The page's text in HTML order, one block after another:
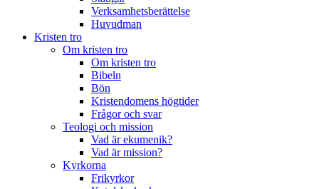
Verksamhetsberättelse
Huvudman
Kristen tro
Om kristen tro
Om kristen tro
Bibeln
Bön
Kristendomens högtider
Frågor och svar
Teologi och mission
Vad är ekumenik?
Vad är mission?
Kyrkorna
Frikyrkor